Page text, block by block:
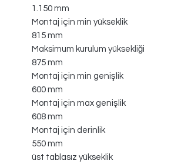
1.150 mm
Montaj için min yükseklik
815 mm
Maksimum kurulum yüksekliği
875 mm
Montaj için min genişlik
600 mm
Montaj için max genişlik
608 mm
Montaj için derinlik
550 mm
üst tablasız yükseklik